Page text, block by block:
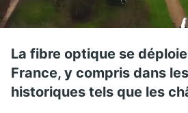
La fibre optique se
France, y compris dans
historiques tels que les